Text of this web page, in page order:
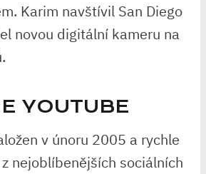
Karim navštívil San Diego
novou digitální kameru na
YOUTUBE
v únoru 2005 a rychle
nejoblíbenějších sociálních